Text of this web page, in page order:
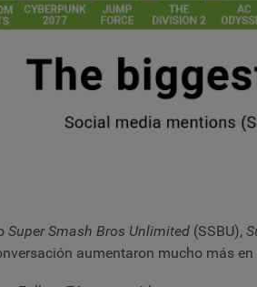
Super Smash Bros Unlimited (SSBU),
aumentaron mucho más